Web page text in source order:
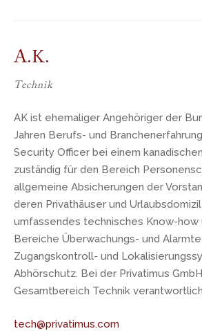
A.K.
Technik
AK ist ehemaliger Angehöriger der
Jahren Berufs- und
Security Officer bei einem
zuständig für den Bereich
allgemeine Absicherungen der
deren Privathäuser und
umfassendes technisches Know-how
Bereiche Überwachungs- und
Zugangskontroll- und
Abhörschutz. Bei der Privatimus
Gesamtbereich Technik
tech@privatimus.com